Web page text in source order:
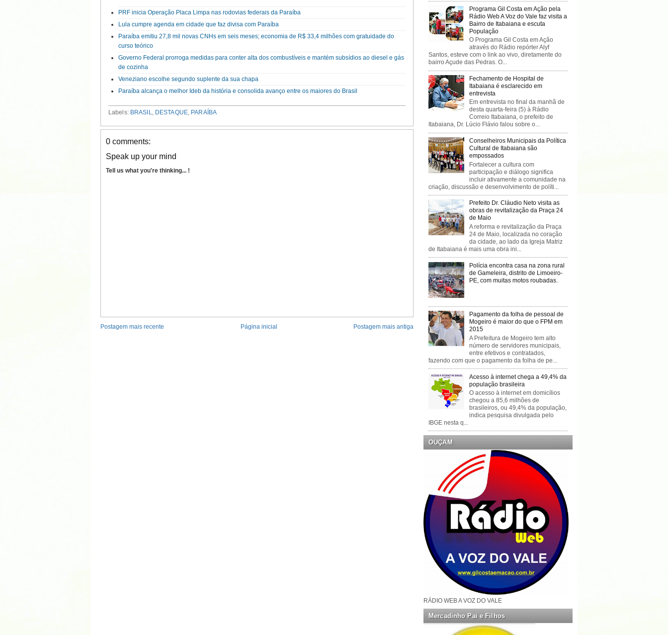
PRF inicia Operação Placa Limpa nas rodovias federais da Paraíba
Lula cumpre agenda em cidade que faz divisa com Paraíba
Paraíba emitiu 27,8 mil novas CNHs em seis meses; economia de R$ 33,4 milhões com gratuidade do
curso teórico
Governo Federal prorroga medidas para conter alta dos combustíveis e mantém subsídios ao diesel e gás
de cozinha
Veneziano escolhe segundo suplente da sua chapa
Paraíba alcança o melhor Ideb da história e consolida avanço entre os maiores do Brasil
Labels: BRASIL, DESTAQUE, PARAÍBA
0 comments:
Speak up your mind
Tell us what you're thinking... !
Postagem mais recente Postagem mais antiga
Página inicial
Programa Gil Costa em Ação pela
Rádio Web A Voz do Vale faz visita a
Bairro de Itabaiana e escuta
População
O Programa Gil Costa em Ação
através do Rádio repórter Alyf
Santos, esteve com o link ao vivo, diretamente do
bairro Açude das Pedras. O...
Fechamento de Hospital de
Itabaiana é esclarecido em
entrevista
Em entrevista no final da manhã de
desta quarta-feira (5) à Rádio
Correio Itabaiana, o prefeito de
Itabaiana, Dr. Lúcio Flávio falou sobre o...
Conselheiros Municipais da Política
Cultural de Itabaiana são
empossados
Fortalecer a cultura com
participação e diálogo significa
incluir ativamente a comunidade na
criação, discussão e desenvolvimento de políti...
Prefeito Dr. Cláudio Neto visita as
obras de revitalização da Praça 24
de Maio
A reforma e revitalização da Praça
24 de Maio, localizada no coração
da cidade, ao lado da Igreja Matriz
de Itabaiana é mais uma obra ini...
Polícia encontra casa na zona rural
de Gameleira, distrito de Limoeiro-
PE, com muitas motos roubadas.
Pagamento da folha de pessoal de
Mogeiro é maior do que o FPM em
2015
A Prefeitura de Mogeiro tem alto
número de servidores municipais,
entre efetivos e contratados,
fazendo com que o pagamento da folha de pe...
Acesso à internet chega a 49,4% da
população brasileira
O acesso à internet em domicílios
chegou a 85,6 milhões de
brasileiros, ou 49,4% da população,
indica pesquisa divulgada pelo
IBGE nesta q...
OUÇAM
RÁDIO WEB A VOZ DO VALE
Mercadinho Pai e Filhos